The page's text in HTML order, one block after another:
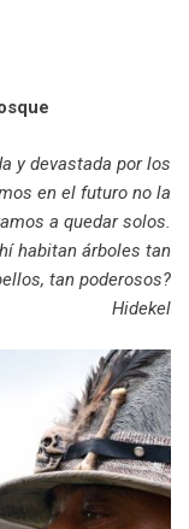
y devastada por los
en el futuro no la
a quedar solos.
habitan árboles tan
tan poderosos?
Hidekel